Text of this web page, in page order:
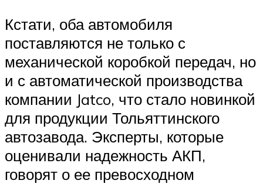
Кстати, оба автомобиля
поставляются не только с
механической коробкой передач, но
и с автоматической производства
компании Jatco, что стало новинкой
для продукции Тольяттинского
автозавода. Эксперты, которые
оценивали надежность АКП,
говорят о ее превосходном